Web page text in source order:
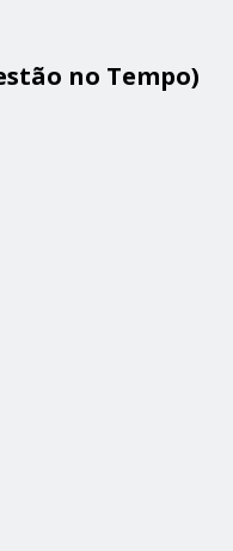
no Tempo)